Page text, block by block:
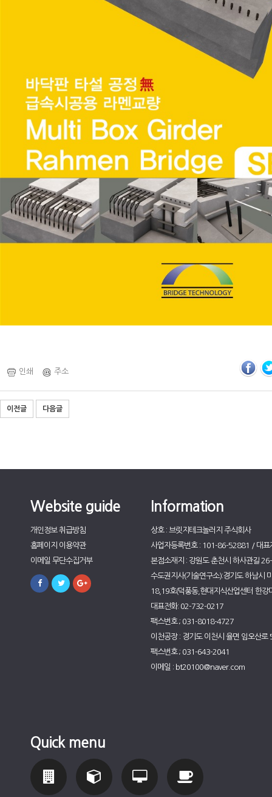
인쇄 주소
이전글 다음글
Website guide
개인정보 취급방침
홈페이지 이용약관
이메일 무단수집거부
Information
상호 : 브릿지테크놀러지 주식회사
사업자등록번호 : 101-86-52881 / 대표
본점소재지 : 강원도 춘천시 하사관길
수도권지사(기술연구소):경기도 하남시
18,19호(덕풍동,현대지식산업센터 한강
대표전화: 02-732-0217
팩스번호 ; 031-8018-4727
이천공장 : 경기도 이천시 율면 임오산로
팩스번호 ; 031-643-2041
이메일 : bt20100@naver.com
Quick menu